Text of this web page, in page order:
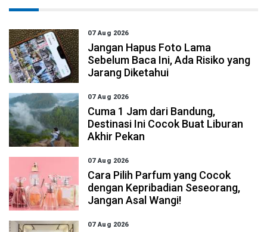
07 Aug 2026
Jangan Hapus Foto Lama
Sebelum Baca Ini, Ada Risiko yang
Jarang Diketahui
07 Aug 2026
Cuma 1 Jam dari Bandung,
Destinasi Ini Cocok Buat Liburan
Akhir Pekan
07 Aug 2026
Cara Pilih Parfum yang Cocok
dengan Kepribadian Seseorang,
Jangan Asal Wangi!
07 Aug 2026